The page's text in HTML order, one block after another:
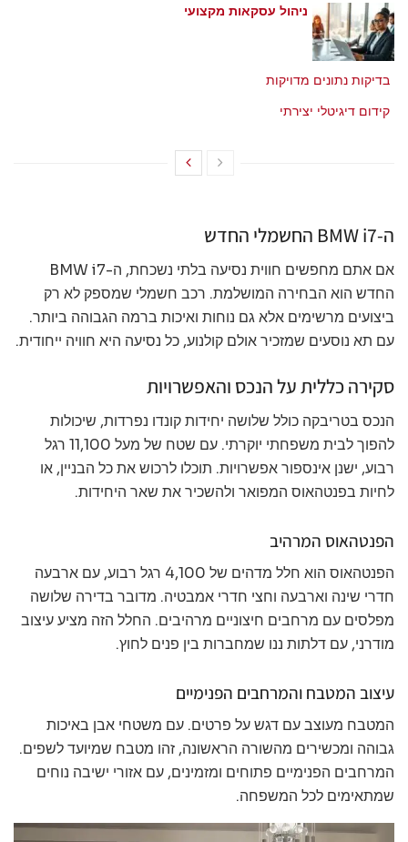
ניהול עסקאות מקצועי
בדיקות נתונים מדויקות
קידום דיגיטלי יצירתי
ה-BMW i7 החשמלי החדש
אם אתם מחפשים חווית נסיעה בלתי נשכחת, ה-BMW i7
החדש הוא הבחירה המושלמת. רכב חשמלי שמספק לא רק
ביצועים מרשימים אלא גם נוחות ואיכות ברמה הגבוהה ביותר.
עם תא נוסעים שמזכיר אולם קולנוע, כל נסיעה היא חוויה ייחודית.
סקירה כללית על הנכס והאפשרויות
הנכס בטריבקה כולל שלושה יחידות קונדו נפרדות, שיכולות
להפוך לבית משפחתי יוקרתי. עם שטח של מעל 11,100 רגל
רבוע, ישנן אינספור אפשרויות. תוכלו לרכוש את כל הבניין, או
לחיות בפנטהאוס המפואר ולהשכיר את שאר היחידות.
הפנטהאוס המרהיב
הפנטהאוס הוא חלל מדהים של 4,100 רגל רבוע, עם ארבעה
חדרי שינה וארבעה וחצי חדרי אמבטיה. מדובר בדירה שלושה
מפלסים עם מרחבים חיצוניים מרהיבים. החלל הזה מציע עיצוב
מודרני, עם דלתות ננו שמחברות בין פנים לחוץ.
עיצוב המטבח והמרחבים הפנימיים
המטבח מעוצב עם דגש על פרטים. עם משטחי אבן באיכות
גבוהה ומכשירים מהשורה הראשונה, זהו מטבח שמיועד לשפים.
המרחבים הפנימיים פתוחים ומזמינים, עם אזורי ישיבה נוחים
שמתאימים לכל המשפחה.